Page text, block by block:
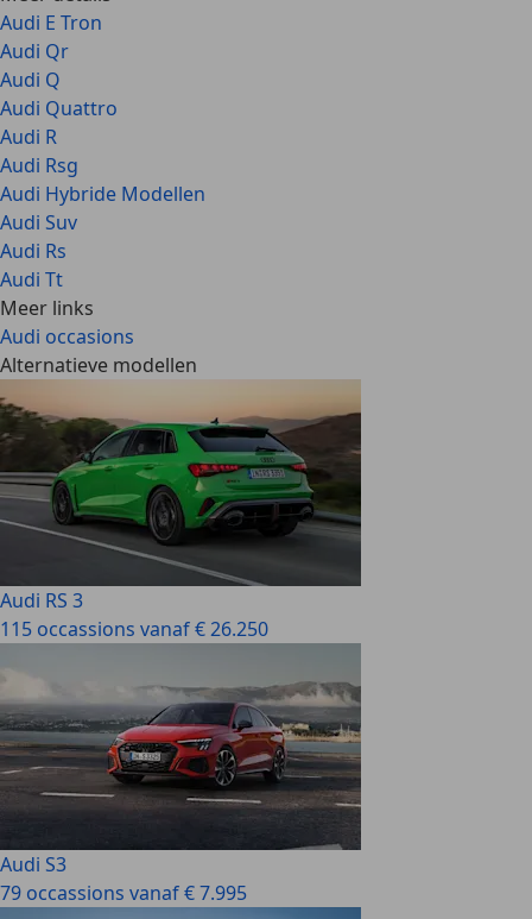
Audi E Tron
Audi Qr
Audi Q
Audi Quattro
Audi R
Audi Rsg
Audi Hybride Modellen
Audi Suv
Audi Rs
Audi Tt
Meer links
Audi occasions
Alternatieve modellen
Audi RS 3
115 occassions vanaf € 26.250
Audi S3
79 occassions vanaf € 7.995